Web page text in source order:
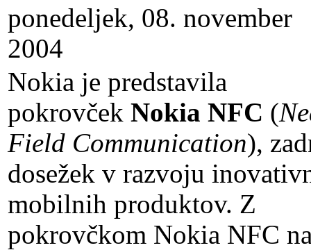
ponedeljek, 08. november
2004
Nokia je predstavila
pokrovček Nokia NFC (
Field Communication),
dosežek v razvoju
mobilnih produktov. Z
pokrovčkom Nokia NFC